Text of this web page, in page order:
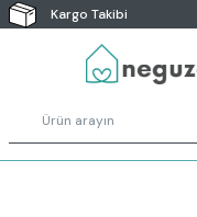
Kargo Takibi